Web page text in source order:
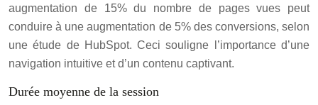
augmentation de 15% du nombre de pages vues peut
conduire à une augmentation de 5% des conversions, selon
une étude de HubSpot. Ceci souligne l’importance d’une
navigation intuitive et d’un contenu captivant.
Durée moyenne de la session